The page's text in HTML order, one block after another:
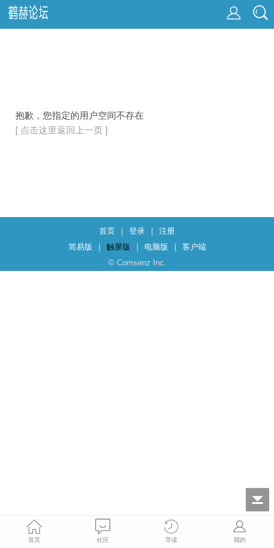
抱歉，您指定的用户空间不存在
[ 点击这里返回上一页 ]
首页 登录
注册
简易版
触屏版 电脑版
客户端
© Comsenz Inc.
首页 社区 导读 我的